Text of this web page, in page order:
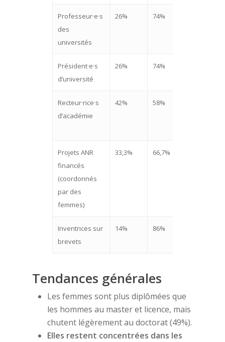
Professeur·e·s
des
universités
26% 74%
Président·e·s
d’université
26% 74%
Recteur·rice·s
d’académie
42% 58%
Projets ANR
financés
(coordonnés
par des
femmes)
33,3% 66,7%
Inventrices sur
brevets
14% 86%
Tendances générales
Les femmes sont plus diplômées que
les hommes au master et licence, mais
chutent légèrement au doctorat (49%).
Elles restent concentrées dans les